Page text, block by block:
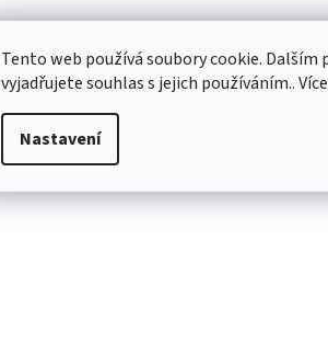
Tento web používá soubory cookie.
vyjadřujete souhlas s jejich používáním..
Nastavení